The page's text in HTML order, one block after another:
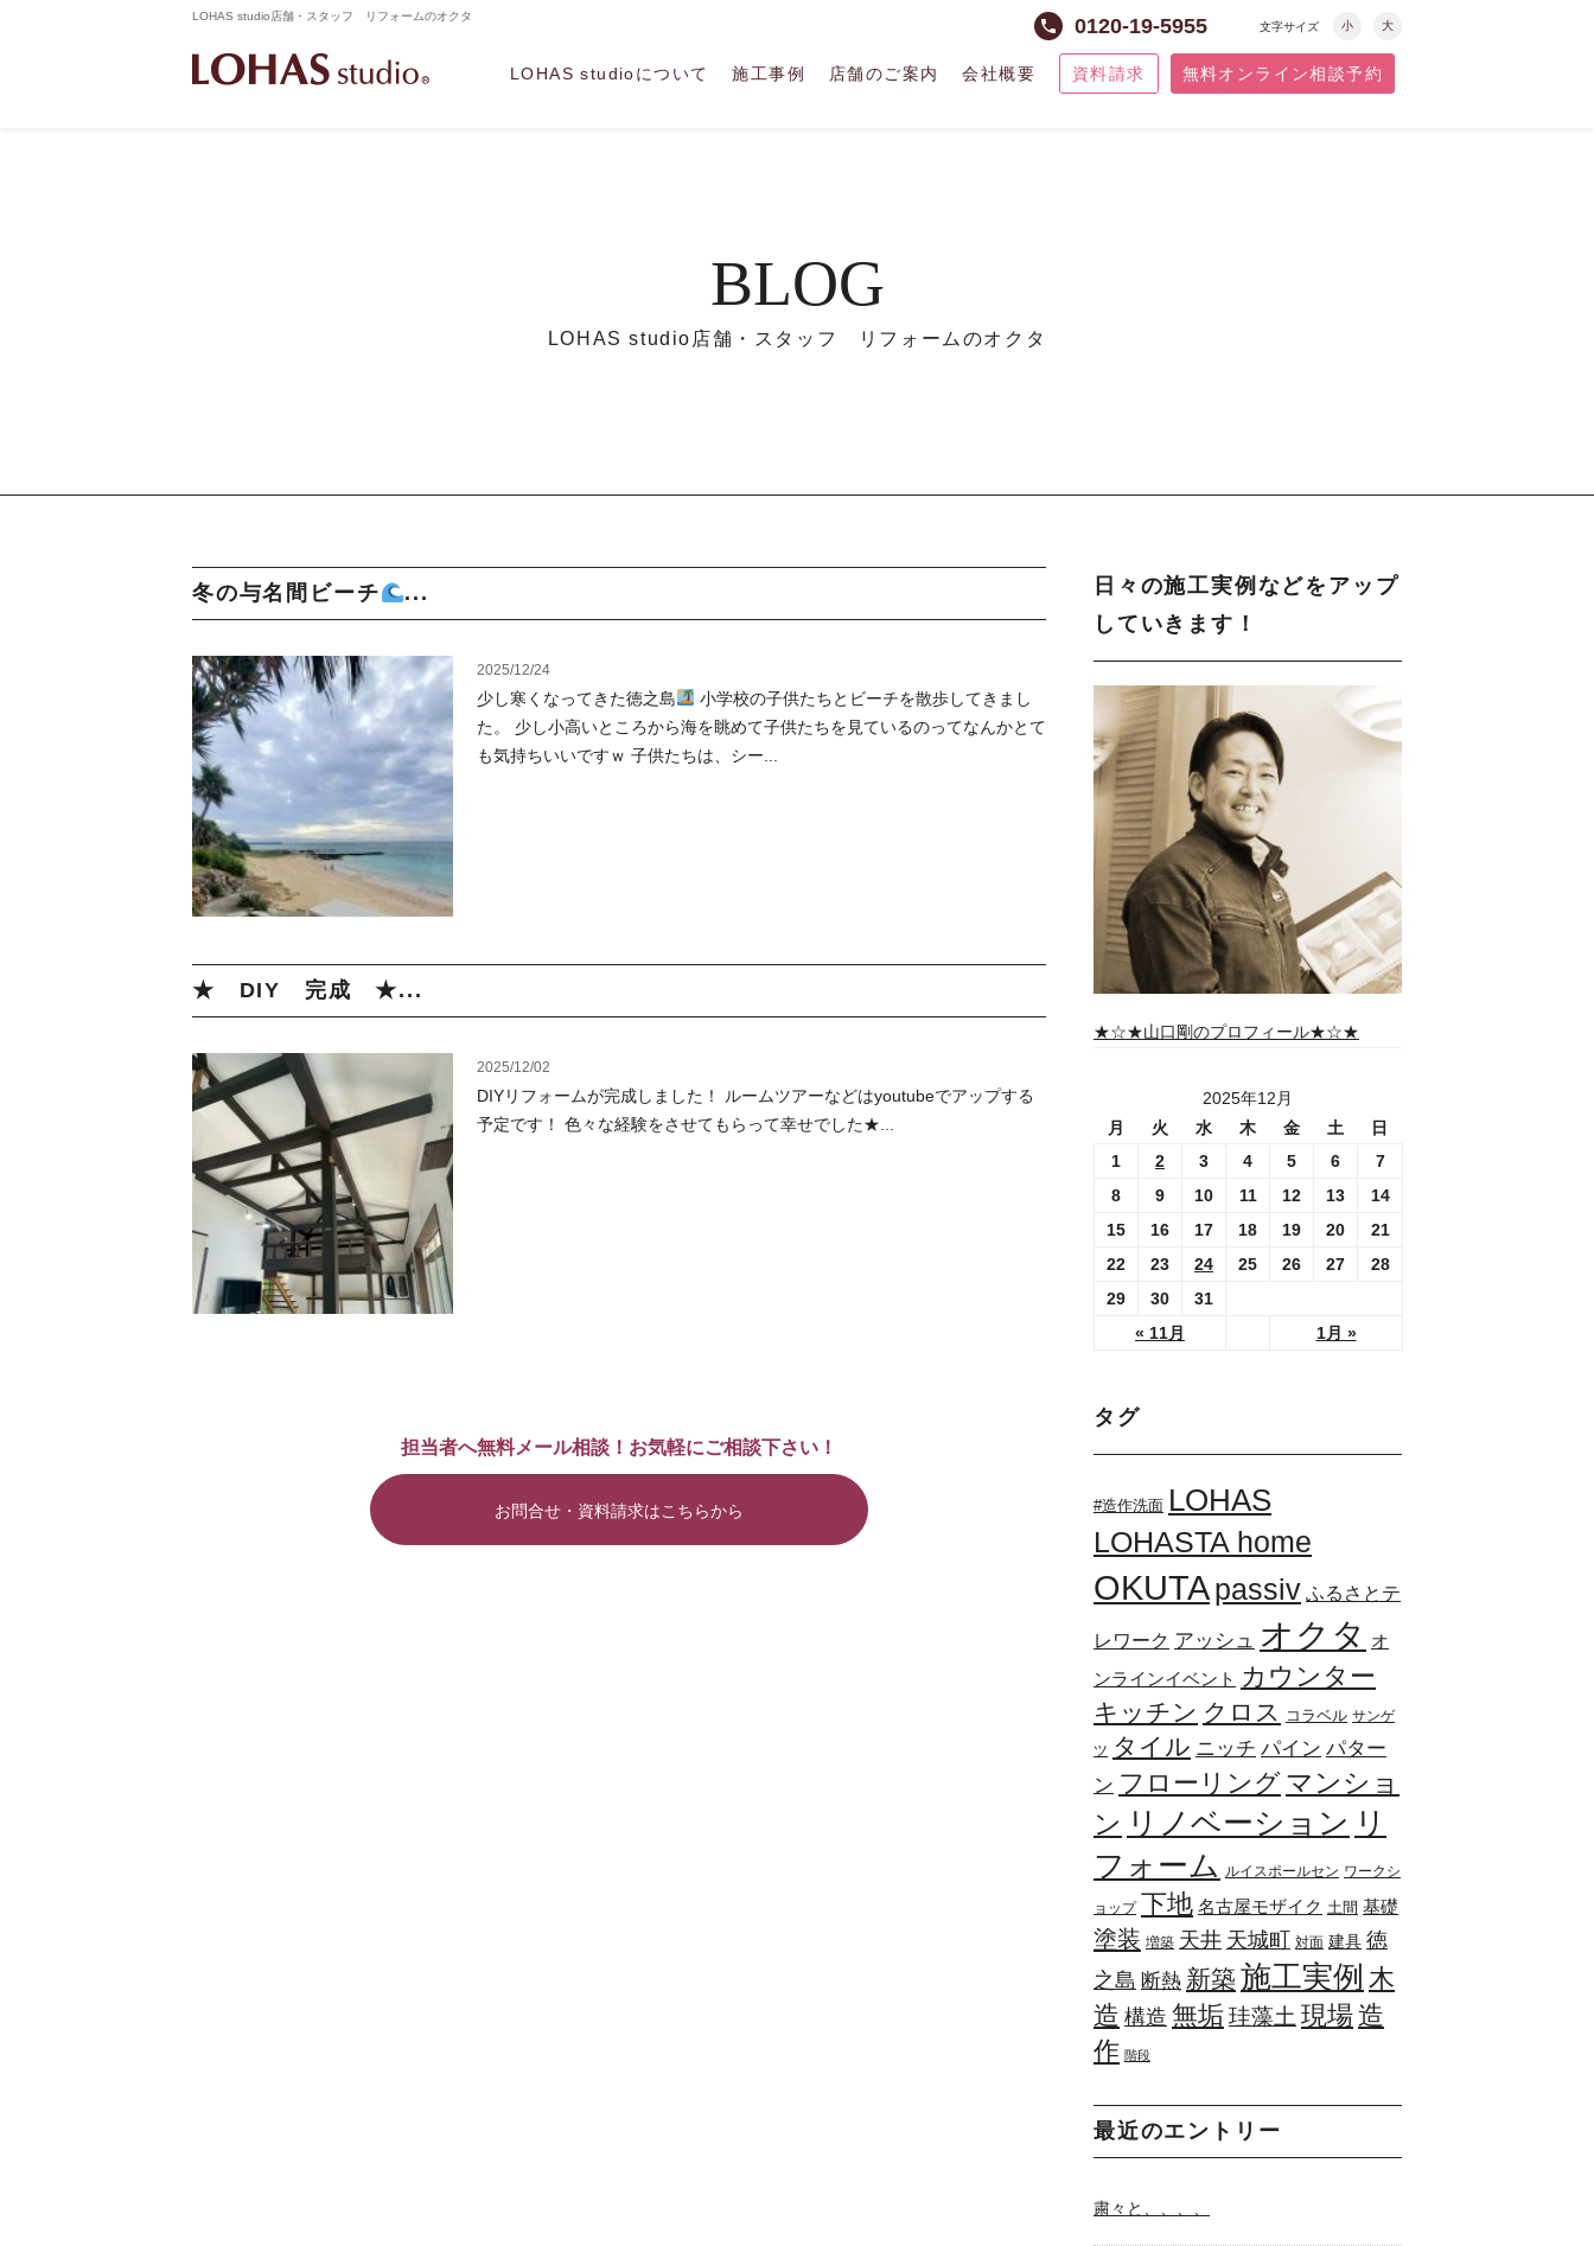
LOHAS studio店舗・スタッフ リフォームのオクタ
phone 0120-19-5955 文字サイズ 小 大
LOHAS studioについて 施工事例 店舗のご案内 会社概要 資料請求 無料オンライン相談予約
BLOG
LOHAS studio店舗・スタッフ リフォームのオクタ
冬の与名間ビーチ ...
2025/12/24
少し寒くなってきた徳之島
小学校の子供たちとビーチを散歩してきまし
た。 少し小高いところから海を眺めて子供たちを見ているのってなんかとて
も気持ちいいですｗ 子供たちは、シー...
★ DIY 完成 ★...
2025/12/02
DIYリフォームが完成しました！ ルームツアーなどはyoutubeでアップする
予定です！ 色々な経験をさせてもらって幸せでした★...
担当者へ無料メール相談！お気軽にご相談下さい！
お問合せ・資料請求はこちらから
日々の施工実例などをアップ
していきます！
★☆★山口剛のプロフィール★☆★
2025年12月
月
火 水 木 金 土 日
« 11月 1月 »
1 2 3 4 5 6
7
8
9 10 11 12 13
14
15
16 17 18 19 20
21
22
23 24 25 26 27
28
29
30 31
タグ
#造作洗面 LOHAS
LOHASTA home
OKUTApassiv ふるさとテ
レワーク アッシュ オクタ
オ
ンラインイベント カウンター
キッチン クロス コラベル サンゲ
ツ タイル ニッチ パイン パター
ン フローリング マンショ
ン リノベーション リ
フォーム
ルイスポールセン ワークシ
ョップ 下地 名古屋モザイク 土間 基礎
塗装 増築 天井 天城町 対面 建具 徳
之島 断熱 新築 施工実例 木
造 構造 無垢 珪藻土 現場造
作 階段
最近のエントリー
粛々と、、、、